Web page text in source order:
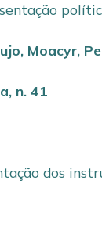
Moacyr,
, n. 41
dos